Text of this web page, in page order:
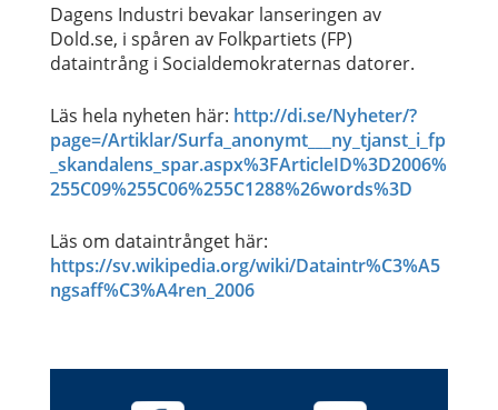
Dagens Industri bevakar lanseringen av
Dold.se, i spåren av Folkpartiets (FP)
dataintrång i Socialdemokraternas datorer.
Läs hela nyheten här: http://di.se/Nyheter/?
page=/Artiklar/Surfa_anonymt___ny_tjanst_i_fp
_skandalens_spar.aspx%3FArticleID%3D2006%
255C09%255C06%255C1288%26words%3D
Läs om dataintrånget här:
https://sv.wikipedia.org/wiki/Dataintr%C3%A5
ngsaff%C3%A4ren_2006